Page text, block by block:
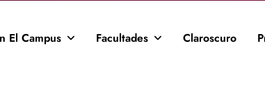
El Campus Facultades Claroscuro